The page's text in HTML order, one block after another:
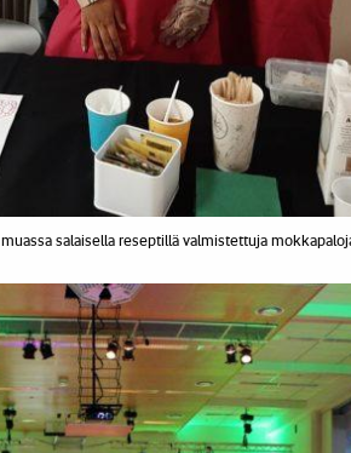
salaisella reseptillä valmistettuja